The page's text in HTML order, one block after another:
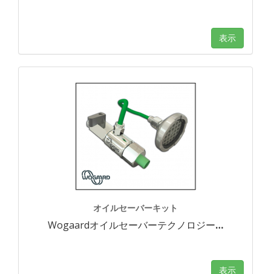
表示
オイルセーバーキット
Wogaardオイルセーバーテクノロジー…
表示